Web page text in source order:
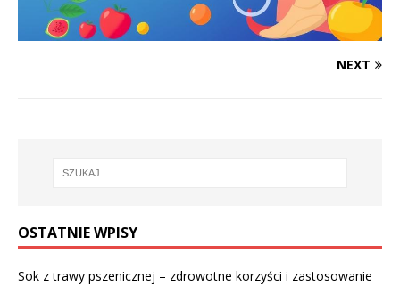
NEXT
OSTATNIE WPISY
Sok z trawy pszenicznej – zdrowotne korzyści i zastosowanie